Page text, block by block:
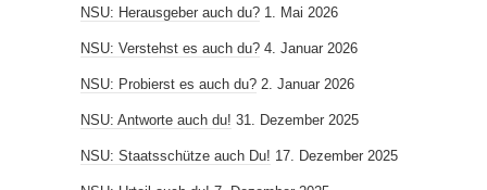
NSU: Herausgeber auch du? 1. Mai 2026
NSU: Verstehst es auch du? 4. Januar 2026
NSU: Probierst es auch du? 2. Januar 2026
NSU: Antworte auch du! 31. Dezember 2025
NSU: Staatsschütze auch Du! 17. Dezember 2025